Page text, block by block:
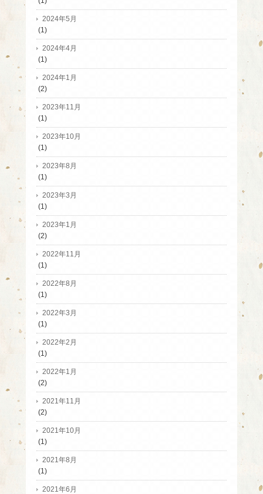
2024年5月
(1)
2024年4月
(1)
2024年1月
(2)
2023年11月
(1)
2023年10月
(1)
2023年8月
(1)
2023年3月
(1)
2023年1月
(2)
2022年11月
(1)
2022年8月
(1)
2022年3月
(1)
2022年2月
(1)
2022年1月
(2)
2021年11月
(2)
2021年10月
(1)
2021年8月
(1)
2021年6月